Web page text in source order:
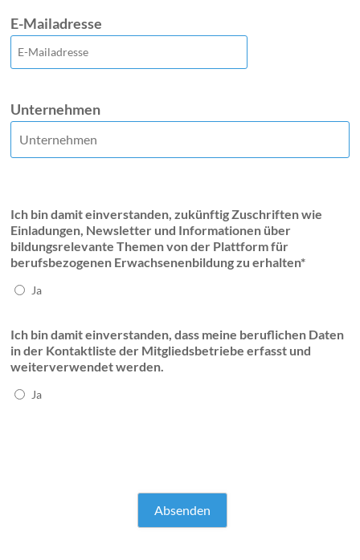
E-Mailadresse
Unternehmen
Ich bin damit einverstanden, zukünftig Zuschriften wie
Einladungen, Newsletter und Informationen über
bildungsrelevante Themen von der Plattform für
berufsbezogenen Erwachsenenbildung zu erhalten*
Ja
Ich bin damit einverstanden, dass meine beruflichen Daten
in der Kontaktliste der Mitgliedsbetriebe erfasst und
weiterverwendet werden.
Ja